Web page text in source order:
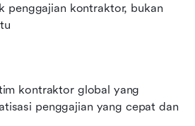
penggajian kontraktor, bukan
kontraktor global yang
penggajian yang cepat dan